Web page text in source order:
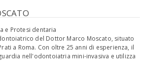
e Protesi dentaria
del Dottor Marco Moscato, situato
a Roma. Con oltre 25 anni di esperienza, il
nell'odontoiatria mini-invasiva e utilizza